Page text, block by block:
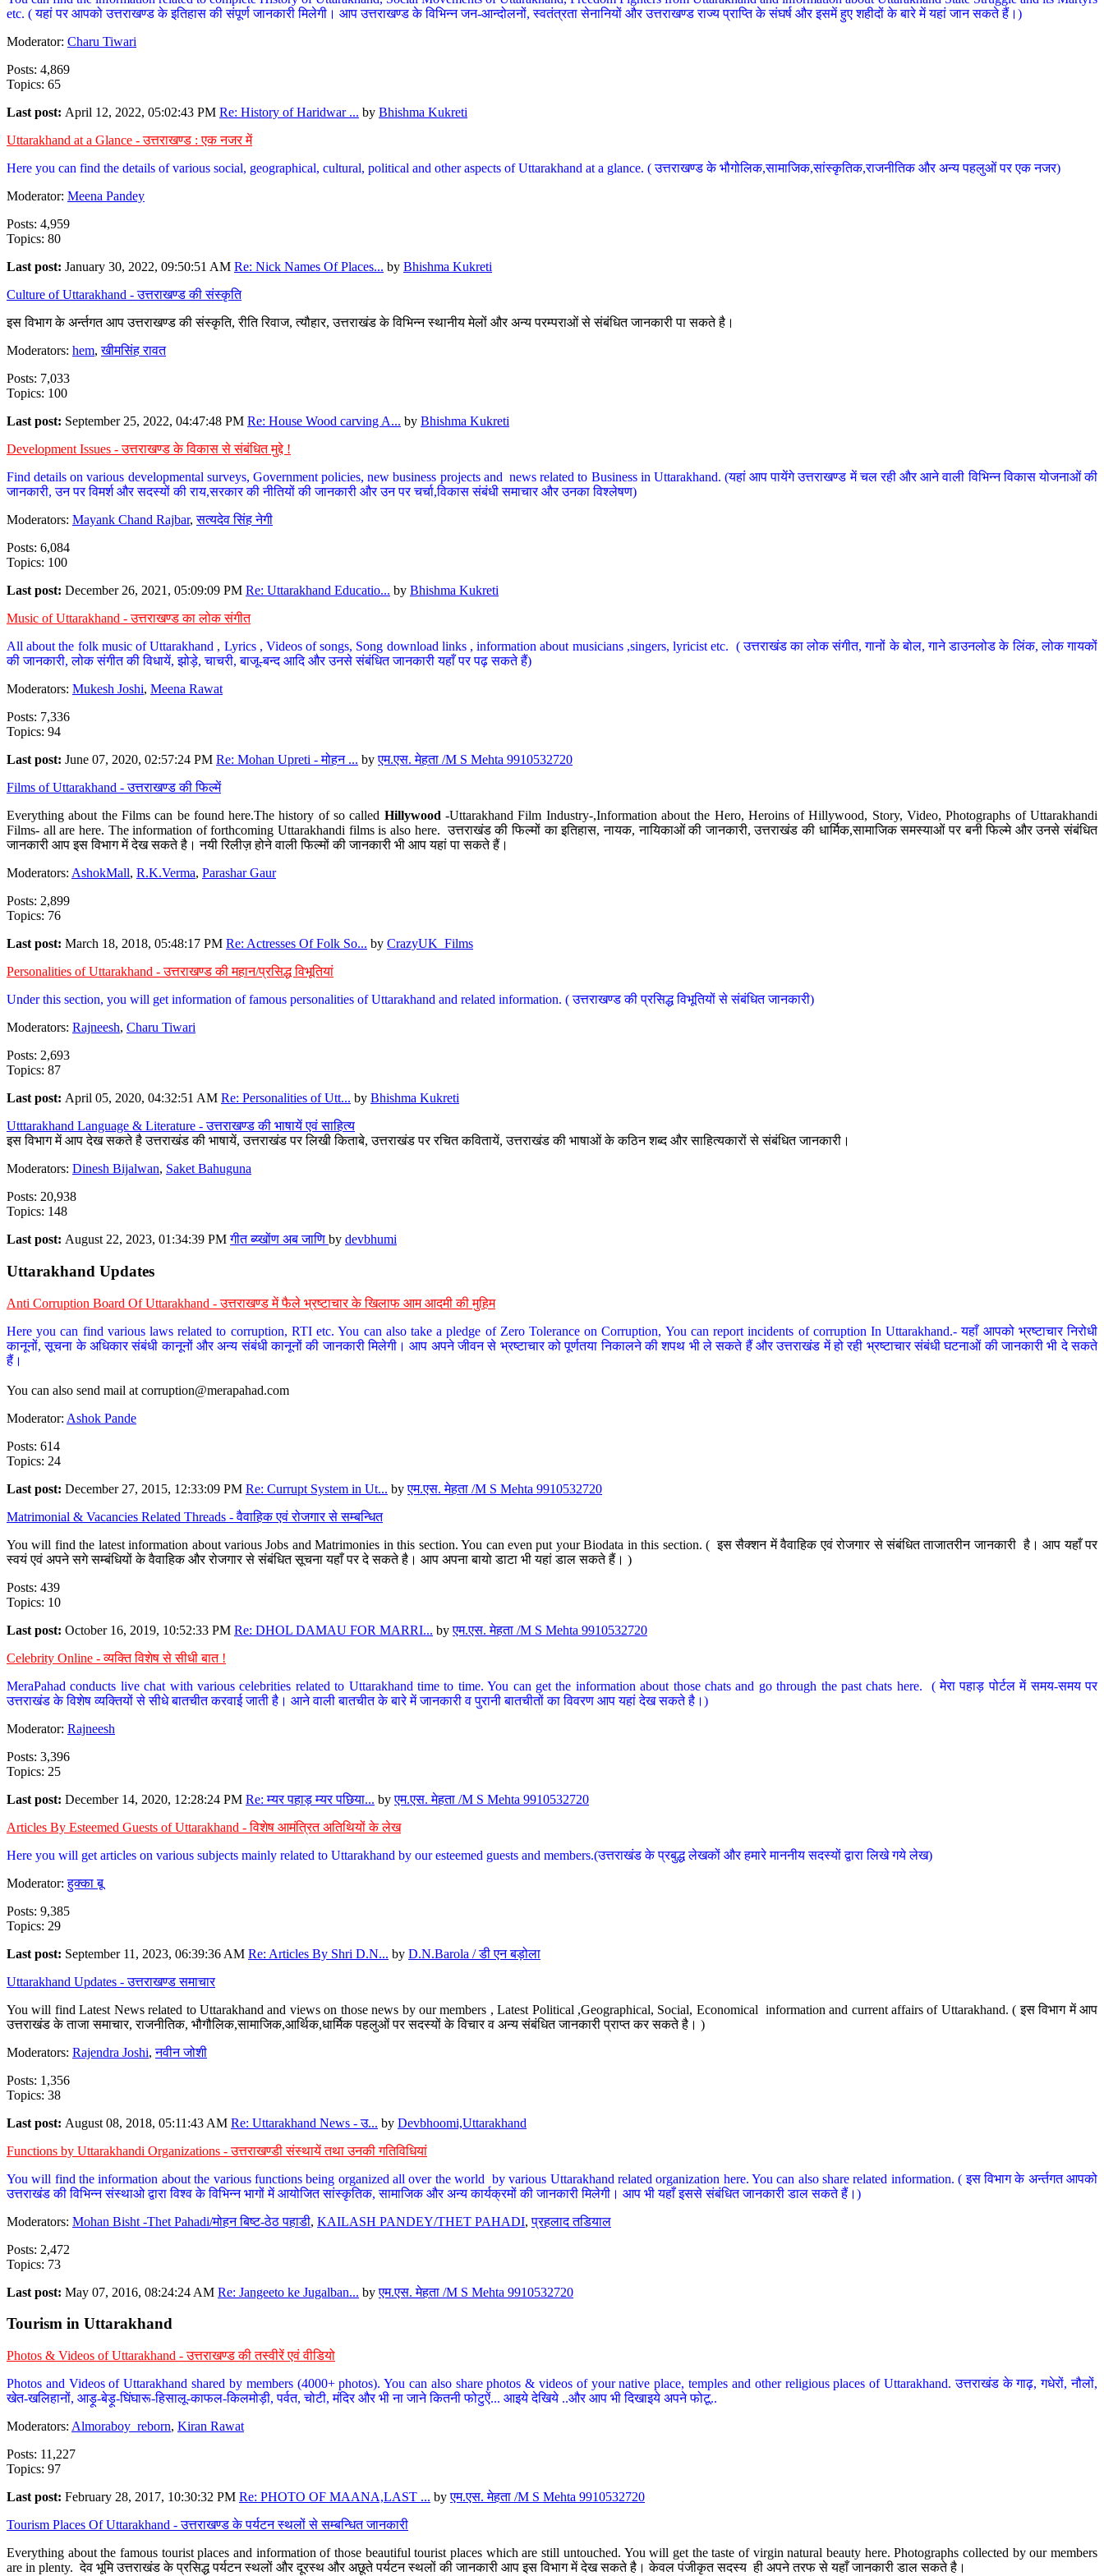
etc. ( यहां पर आपको उत्तराखण्ड के इतिहास की संपूर्ण जानकारी मिलेगी। आप उत्तराखण्ड के विभिन्न जन-आन्दोलनों, स्वतंत्रता सेनानियों और उत्तराखण्ड राज्य प्राप्ति के संघर्ष और इसमें हुए शहीदों के बारे में यहां जान सकते हैं।)
Moderator: Charu Tiwari
Posts: 4,869
Topics: 65
Last post: April 12, 2022, 05:02:43 PM Re: History of Haridwar ... by Bhishma Kukreti
Uttarakhand at a Glance - उत्तराखण्ड : एक नजर में
Here you can find the details of various social, geographical, cultural, political and other aspects of Uttarakhand at a glance. ( उत्तराखण्ड के भौगोलिक,सामाजिक,सांस्कृतिक,राजनीतिक और अन्य पहलुओं पर एक नजर)
Moderator: Meena Pandey
Posts: 4,959
Topics: 80
Last post: January 30, 2022, 09:50:51 AM Re: Nick Names Of Places... by Bhishma Kukreti
Culture of Uttarakhand - उत्तराखण्ड की संस्कृति
इस विभाग के अर्न्तगत आप उत्तराखण्ड की संस्कृति, रीति रिवाज, त्यौहार, उत्तराखंड के विभिन्न स्थानीय मेलों और अन्य परम्पराओं से संबंधित जानकारी पा सकते है।
Moderators: hem,खीमसिंह रावत
Posts: 7,033
Topics: 100
Last post: September 25, 2022, 04:47:48 PM Re: House Wood carving A... by Bhishma Kukreti
Development Issues - उत्तराखण्ड के विकास से संबंधित मुद्दे !
Find details on various developmental surveys, Government policies, new business projects and news related to Business in Uttarakhand. (यहां आप पायेंगे उत्तराखण्ड में चल रही और आने वाली विभिन्न विकास योजनाओं की
जानकारी, उन पर विमर्श और सदस्यों की राय,सरकार की नीतियों की जानकारी और उन पर चर्चा,विकास संबंधी समाचार और उनका विश्लेषण)
Moderators: Mayank Chand Rajbar,सत्यदेव सिंह नेगी
Posts: 6,084
Topics: 100
Last post: December 26, 2021, 05:09:09 PM Re: Uttarakhand Educatio... by Bhishma Kukreti
Music of Uttarakhand - उत्तराखण्ड का लोक संगीत
All about the folk music of Uttarakhand , Lyrics , Videos of songs, Song download links , information about musicians ,singers, lyricist etc. ( उत्तराखंड का लोक संगीत, गानों के बोल, गाने डाउनलोड के लिंक, लोक गायकों
की जानकारी, लोक संगीत की विधायें, झोड़े, चाचरी, बाजू-बन्द आदि और उनसे संबंधित जानकारी यहाँ पर पढ़ सकते हैं)
Moderators: Mukesh Joshi, Meena Rawat
Posts: 7,336
Topics: 94
Last post: June 07, 2020, 02:57:24 PM Re: Mohan Upreti - मोहन ... byएम.एस. मेहता /M S Mehta 9910532720
Films of Uttarakhand - उत्तराखण्ड की फिल्में
Everything about the Films can be found here.The history of so called Hillywood-Uttarakhand Film Industry-,Information about the Hero, Heroins of Hillywood, Story, Video, Photographs of Uttarakhandi
Films- all are here. The information of forthcoming Uttarakhandi films is also here. उत्तराखंड की फिल्मों का इतिहास, नायक, नायिकाओं की जानकारी, उत्तराखंड की धार्मिक,सामाजिक समस्याओं पर बनी फिल्मे और उनसे संबंधित
जानकारी आप इस विभाग में देख सकते है। नयी रिलीज़ होने वाली फिल्मों की जानकारी भी आप यहां पा सकते हैं।
Moderators: AshokMall, R.K.Verma, Parashar Gaur
Posts: 2,899
Topics: 76
Last post: March 18, 2018, 05:48:17 PM Re: Actresses Of Folk So... by CrazyUK_Films
Personalities of Uttarakhand - उत्तराखण्ड की महान/प्रसिद्ध विभूतियां
Under this section, you will get information of famous personalities of Uttarakhand and related information. ( उत्तराखण्ड की प्रसिद्ध विभूतियों से संबंधित जानकारी)
Moderators: Rajneesh, Charu Tiwari
Posts: 2,693
Topics: 87
Last post: April 05, 2020, 04:32:51 AM Re: Personalities of Utt... by Bhishma Kukreti
Utttarakhand Language & Literature - उत्तराखण्ड की भाषायें एवं साहित्य
इस विभाग में आप देख सकते है उत्तराखंड की भाषायें, उत्तराखंड पर लिखी किताबे, उत्तराखंड पर रचित कवितायें, उत्तराखंड की भाषाओं के कठिन शब्द और साहित्यकारों से संबंधित जानकारी।
Moderators: Dinesh Bijalwan, Saket Bahuguna
Posts: 20,938
Topics: 148
Last post: August 22, 2023, 01:34:39 PMगीत ब्य्खोंण अब जाणि by devbhumi
Uttarakhand Updates
Anti Corruption Board Of Uttarakhand - उत्तराखण्ड में फैले भ्रष्टाचार के खिलाफ आम आदमी की मुहिम
Here you can find various laws related to corruption, RTI etc. You can also take a pledge of Zero Tolerance on Corruption, You can report incidents of corruption In Uttarakhand.- यहाँ आपको भ्रष्टाचार निरोधी
कानूनों, सूचना के अधिकार संबंधी कानूनों और अन्य संबंधी कानूनों की जानकारी मिलेगी। आप अपने जीवन से भ्रष्टाचार को पूर्णतया निकालने की शपथ भी ले सकते हैं और उत्तराखंड में हो रही भ्रष्टाचार संबंधी घटनाओं की जानकारी भी दे सकते
हैं।
You can also send mail at corruption@merapahad.com
Moderator: Ashok Pande
Posts: 614
Topics: 24
Last post: December 27, 2015, 12:33:09 PM Re: Currupt System in Ut... byएम.एस. मेहता /M S Mehta 9910532720
Matrimonial & Vacancies Related Threads - वैवाहिक एवं रोजगार से सम्बन्धित
You will find the latest information about various Jobs and Matrimonies in this section. You can even put your Biodata in this section. ( इस सैक्शन में वैवाहिक एवं रोजगार से संबंधित ताजातरीन जानकारी है। आप यहाँ पर
स्वयं एवं अपने सगे सम्बंधियों के वैवाहिक और रोजगार से संबंधित सूचना यहाँ पर दे सकते है। आप अपना बायो डाटा भी यहां डाल सकते हैं। )
Posts: 439
Topics: 10
Last post: October 16, 2019, 10:52:33 PM Re: DHOL DAMAU FOR MARRI... byएम.एस. मेहता /M S Mehta 9910532720
Celebrity Online - व्यक्ति विशेष से सीधी बात !
MeraPahad conducts live chat with various celebrities related to Uttarakhand time to time. You can get the information about those chats and go through the past chats here. ( मेरा पहाड़ पोर्टल में समय-समय पर
उत्तराखंड के विशेष व्यक्तियों से सीधे बातचीत करवाई जाती है। आने वाली बातचीत के बारे में जानकारी व पुरानी बातचीतों का विवरण आप यहां देख सकते है।)
Moderator: Rajneesh
Posts: 3,396
Topics: 25
Last post: December 14, 2020, 12:28:24 PM Re: म्यर पहाड़ म्यर पछिया... byएम.एस. मेहता /M S Mehta 9910532720
Articles By Esteemed Guests of Uttarakhand - विशेष आमंत्रित अतिथियों के लेख
Here you will get articles on various subjects mainly related to Uttarakhand by our esteemed guests and members.(उत्तराखंड के प्रबुद्ध लेखकों और हमारे माननीय सदस्यों द्वारा लिखे गये लेख)
Moderator:हुक्का बू
Posts: 9,385
Topics: 29
Last post: September 11, 2023, 06:39:36 AM Re: Articles By Shri D.N... by D.N.Barola / डी एन बड़ोला
Uttarakhand Updates - उत्तराखण्ड समाचार
You will find Latest News related to Uttarakhand and views on those news by our members , Latest Political ,Geographical, Social, Economical information and current affairs of Uttarakhand. ( इस विभाग में आप
उत्तराखंड के ताजा समाचार, राजनीतिक, भौगौलिक,सामाजिक,आर्थिक,धार्मिक पहलुओं पर सदस्यों के विचार व अन्य संबंधित जानकारी प्राप्त कर सकते है। )
Moderators: Rajendra Joshi,नवीन जोशी
Posts: 1,356
Topics: 38
Last post: August 08, 2018, 05:11:43 AM Re: Uttarakhand News - उ... by Devbhoomi,Uttarakhand
Functions by Uttarakhandi Organizations - उत्तराखण्डी संस्थायें तथा उनकी गतिविधियां
You will find the information about the various functions being organized all over the world by various Uttarakhand related organization here. You can also share related information. ( इस विभाग के अर्न्तगत आपको
उत्तराखंड की विभिन्न संस्थाओ द्वारा विश्व के विभिन्न भागों में आयोजित सांस्कृतिक, सामाजिक और अन्य कार्यक्रमों की जानकारी मिलेगी। आप भी यहाँ इससे संबंधित जानकारी डाल सकते हैं।)
Moderators: Mohan Bisht -Thet Pahadi/मोहन बिष्ट-ठेठ पहाडी, KAILASH PANDEY/THET PAHADI,प्रहलाद तडियाल
Posts: 2,472
Topics: 73
Last post: May 07, 2016, 08:24:24 AM Re: Jangeeto ke Jugalban... byएम.एस. मेहता /M S Mehta 9910532720
Tourism in Uttarakhand
Photos & Videos of Uttarakhand - उत्तराखण्ड की तस्वीरें एवं वीडियो
Photos and Videos of Uttarakhand shared by members (4000+ photos). You can also share photos & videos of your native place, temples and other religious places of Uttarakhand. उत्तराखंड के गाढ़, गधेरों, नौलों,
खेत-खलिहानों, आड़ू-बेड़ू-घिंघारू-हिसालू-काफल-किलमोड़ी, पर्वत, चोटी, मंदिर और भी ना जाने कितनी फोटुऐं... आइये देखिये ..और आप भी दिखाइये अपने फोटू..
Moderators: Almoraboy_reborn, Kiran Rawat
Posts: 11,227
Topics: 97
Last post: February 28, 2017, 10:30:32 PM Re: PHOTO OF MAANA,LAST ... byएम.एस. मेहता /M S Mehta 9910532720
Tourism Places Of Uttarakhand - उत्तराखण्ड के पर्यटन स्थलों से सम्बन्धित जानकारी
Everything about the famous tourist places and information of those beautiful tourist places which are still untouched. You will get the taste of virgin natural beauty here. Photographs collected by our members
are in plenty. देव भूमि उत्तराखंड के प्रसिद्ध पर्यटन स्थलों और दूरस्थ और अछूते पर्यटन स्थलों की जानकारी आप इस विभाग में देख सकते है। केवल पंजीकृत सदस्य ही अपने तरफ से यहाँ जानकारी डाल सकते है।